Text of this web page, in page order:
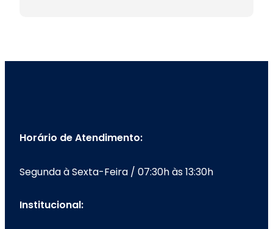
Horário de Atendimento:
Segunda à Sexta-Feira / 07:30h às 13:30h
Institucional: